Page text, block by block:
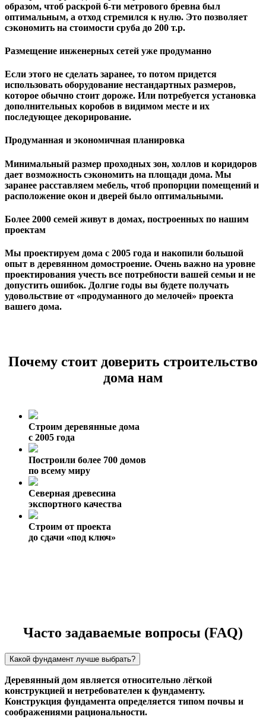
образом, чтоб раскрой 6-ти метрового бревна был
оптимальным, а отход стремился к нулю. Это позволяет
сэкономить на стоимости сруба до 200 т.р.
Размещение инженерных сетей уже продуманно
Если этого не сделать заранее, то потом придется
использовать оборудование нестандартных размеров,
которое обычно стоит дороже. Или потребуется установка
дополнительных коробов в видимом месте и их
последующее декорирование.
Продуманная и экономичная планировка
Минимальный размер проходных зон, холлов и коридоров
дает возможность сэкономить на площади дома. Мы
заранее расставляем мебель, чтоб пропорции помещений и
расположение окон и дверей было оптимальными.
Более 2000 семей живут в домах, построенных по нашим
проектам
Мы проектируем дома с 2005 года и накопили большой
опыт в деревянном домостроение. Очень важно на уровне
проектирования учесть все потребности вашей семьи и не
допустить ошибок. Долгие годы вы будете получать
удовольствие от «продуманного до мелочей» проекта
вашего дома.
Почему стоит доверить строительство
дома нам
Строим деревянные дома
с 2005 года
Построили более 700 домов
по всему миру
Северная древесина
экспортного качества
Строим от проекта
до сдачи «под ключ»
Часто задаваемые вопросы (FAQ)
Какой фундамент лучше выбрать?
Деревянный дом является относительно лёгкой
конструкцией и нетребователен к фундаменту.
Конструкция фундамента определяется типом почвы и
соображениями рациональности.